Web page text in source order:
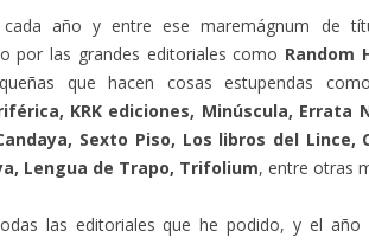
año y entre ese maremágnum de
por las grandes editoriales como Random
que hacen cosas estupendas
KRK ediciones, Minúscula, Errata
Sexto Piso, Los libros del Lince,
Lengua de Trapo, Trifolium, entre otras
las editoriales que he podido, y el año